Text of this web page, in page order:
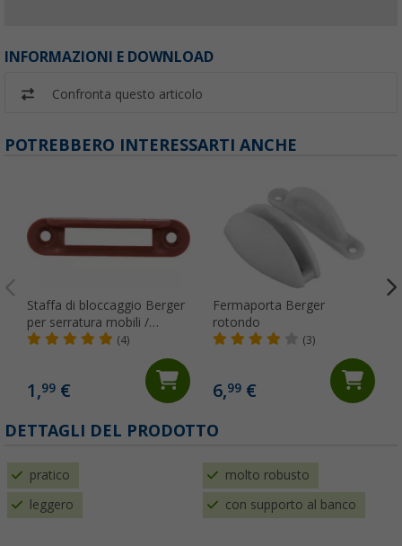
INFORMAZIONI E DOWNLOAD
Confronta questo articolo
POTREBBERO INTERESSARTI ANCHE
Staffa di bloccaggio Berger
per serratura mobili /
toilette
(4)
1,99 €
Fermaporta Berger
rotondo
(3)
6,99€
DETTAGLI DEL PRODOTTO
pratico molto robusto
leggero con supporto al banco